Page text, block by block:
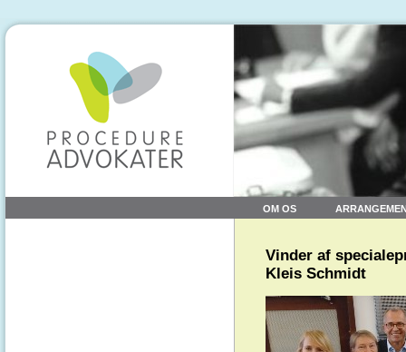
OM OS
Vinder af
Kleis Schmidt